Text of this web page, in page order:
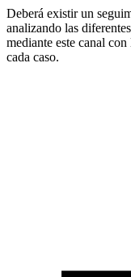
Deberá existir un
analizando las
mediante este canal
cada caso.